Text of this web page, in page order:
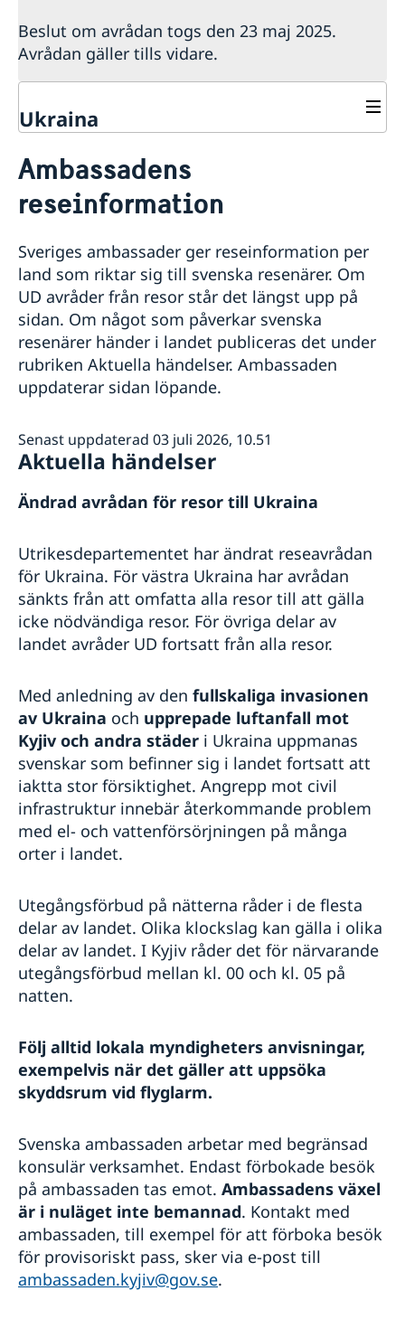
Beslut om avrådan togs den 23 maj 2025.
Avrådan gäller tills vidare.
Ukraina
Hjälp till svenskar i Ukraina
Rösta i Ukraina
Legaliseringar
Gifta sig i Ukraina
Pass och medborgarskap
Förlust av pass
Pass för vuxna
Pass för barn under 18 år
Registrera nyfödd i Ukraina
Nationellt ID-kort
Dubbelt medborgarskap
Om svenskt medborgarskap
Barn födda genom surrogatarrangemang i Ukraina
Akut hjälp
Larmcentraler
Dödsfall
Juridisk hjälp i Ukraina
Om du blir sjuk eller råkar ut för en olycka i Ukraina
Reseinformation
Aktuella händelser
Allmänna säkerhetsläget
Terrorism
Naturförhållanden och katastrofer
In- och utresebestämmelser
Hälso- och sjukvård
Lokala lagar och sedvänjor
Kriminalitet och personlig säkerhet
Resa i landet
Arv i internationella situationer
Inför resan
Resa med husdjur
Pass och ID-kort
Terrorism och turism
Behövs vaccination
Behöver jag visum?
Kriser och katastrofer
Evakuering vid kriser och katastrofer
Lagen om konsulära katastrofinsatser
UD och ambassadernas krisberedskap
Frihetsberövad i utlandet
Ambassadens
reseinformation
Sveriges ambassader ger reseinformation per
land som riktar sig till svenska resenärer. Om
UD avråder från resor står det längst upp på
sidan. Om något som påverkar svenska
resenärer händer i landet publiceras det under
rubriken Aktuella händelser. Ambassaden
uppdaterar sidan löpande.
Senast uppdaterad 03 juli 2026, 10.51
Aktuella händelser
Ändrad avrådan för resor till Ukraina
Utrikesdepartementet har ändrat reseavrådan
för Ukraina. För västra Ukraina har avrådan
sänkts från att omfatta alla resor till att gälla
icke nödvändiga resor. För övriga delar av
landet avråder UD fortsatt från alla resor.
Med anledning av den fullskaliga invasionen
av Ukraina och upprepade luftanfall mot
Kyjiv och andra städer i Ukraina uppmanas
svenskar som befinner sig i landet fortsatt att
iaktta stor försiktighet. Angrepp mot civil
infrastruktur innebär återkommande problem
med el- och vattenförsörjningen på många
orter i landet.
Utegångsförbud på nätterna råder i de flesta
delar av landet. Olika klockslag kan gälla i olika
delar av landet. I Kyjiv råder det för närvarande
utegångsförbud mellan kl. 00 och kl. 05 på
natten.
Följ alltid lokala myndigheters anvisningar,
exempelvis när det gäller att uppsöka
skyddsrum vid flyglarm.
Svenska ambassaden arbetar med begränsad
konsulär verksamhet. Endast förbokade besök
på ambassaden tas emot. Ambassadens växel
är i nuläget inte bemannad. Kontakt med
ambassaden, till exempel för att förboka besök
för provisoriskt pass, sker via e-post till
ambassaden.kyjiv@gov.se.